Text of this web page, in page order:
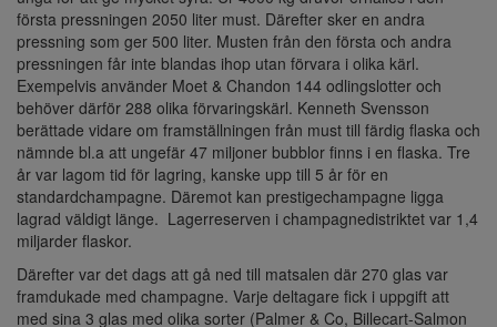
första pressningen 2050 liter must. Därefter sker en andra
pressning som ger 500 liter. Musten från den första och andra
pressningen får inte blandas ihop utan förvara i olika kärl.
Exempelvis använder Moet & Chandon 144 odlingslotter och
behöver därför 288 olika förvaringskärl. Kenneth Svensson
berättade vidare om framställningen från must till färdig flaska och
nämnde bl.a att ungefär 47 miljoner bubblor finns i en flaska. Tre
år var lagom tid för lagring, kanske upp till 5 år för en
standardchampagne. Däremot kan prestigechampagne ligga
lagrad väldigt länge. Lagerreserven i champagnedistriktet var 1,4
miljarder flaskor.
Därefter var det dags att gå ned till matsalen där 270 glas var
framdukade med champagne. Varje deltagare fick i uppgift att
med sina 3 glas med olika sorter (Palmer & Co, Billecart-Salmon